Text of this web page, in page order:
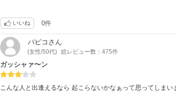
いいね 0件
パピコ さん
(女性/50代) 総レビュー数：475件
ガッシャァ〜ン
こんな人と出逢えるなら 起こらないかなぁって思ってしま